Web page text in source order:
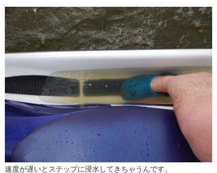
速度が遅いとステップに浸水してきちゃうんです。